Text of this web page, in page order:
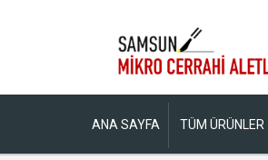
ANA SAYFA TÜM ÜRÜNLER